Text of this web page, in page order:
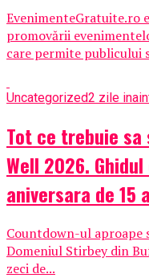
EvenimenteGratuite.ro
promovării
care permite publicului
Uncategorized2 zile
Tot ce trebuie
Well 2026.
aniversara de 15
Countdown-ul aproape
Domeniul Stirbey din
zeci de...